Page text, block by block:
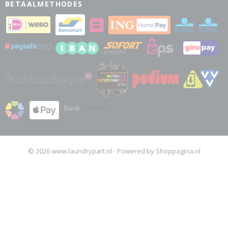
BETAALMETHODES
© 2026 www.laundrypart.nl - Powered by Shoppagina.nl